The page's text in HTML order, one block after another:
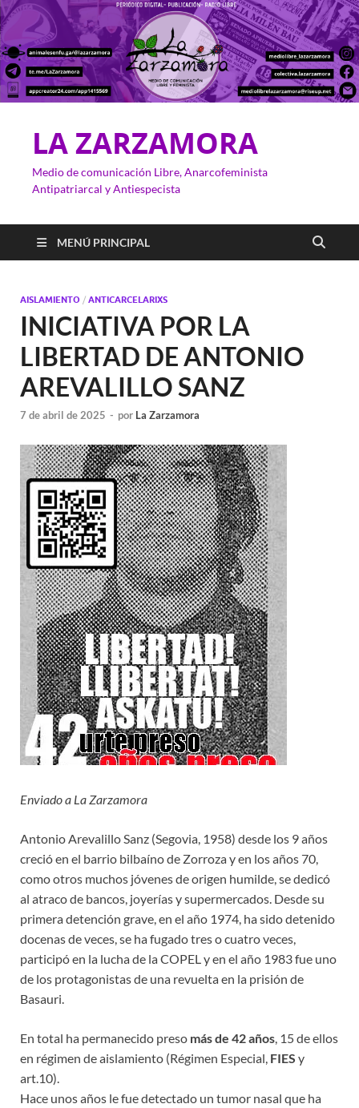
LA ZARZAMORA
Medio de comunicación Libre, Anarcofeminista
Antipatriarcal y Antiespecista
MENÚ PRINCIPAL
AISLAMIENTO / ANTICARCELARIXS
INICIATIVA POR LA
LIBERTAD DE ANTONIO
AREVALILLO SANZ
7 de abril de 2025 - por La Zarzamora
Enviado a La Zarzamora
Antonio Arevalillo Sanz (Segovia, 1958) desde los 9 años
creció en el barrio bilbaíno de Zorroza y en los años 70,
como otros muchos jóvenes de origen humilde, se dedicó
al atraco de bancos, joyerías y supermercados. Desde su
primera detención grave, en el año 1974, ha sido detenido
docenas de veces, se ha fugado tres o cuatro veces,
participó en la lucha de la COPEL y en el año 1983 fue uno
de los protagonistas de una revuelta en la prisión de
Basauri.
En total ha permanecido preso más de 42 años, 15 de ellos
en régimen de aislamiento (Régimen Especial, FIES y
art.10).
Hace unos años le fue detectado un tumor nasal que ha